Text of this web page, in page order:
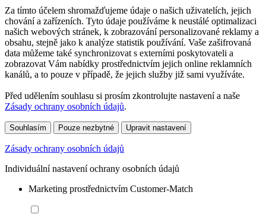
Za tímto účelem shromažďujeme údaje o našich uživatelích, jejich
chování a zařízeních. Tyto údaje používáme k neustálé optimalizaci
našich webových stránek, k zobrazování personalizované reklamy a
obsahu, stejně jako k analýze statistik používání. Vaše zašifrovaná
data můžeme také synchronizovat s externími poskytovateli a
zobrazovat Vám nabídky prostřednictvím jejich online reklamních
kanálů, a to pouze v případě, že jejich služby již sami využíváte.
Před udělením souhlasu si prosím zkontrolujte nastavení a naše
Zásady ochrany osobních údajů.
Souhlasím Pouze nezbytné Upravit nastavení
Zásady ochrany osobních údajů
Individuální nastavení ochrany osobních údajů
Marketing prostřednictvím Customer-Match